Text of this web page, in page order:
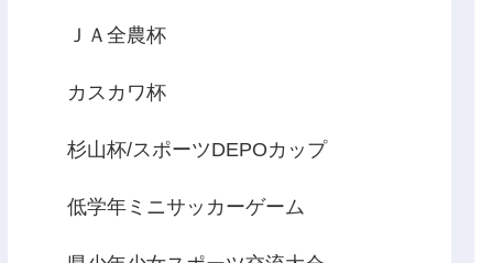
ＪＡ全農杯
カスカワ杯
杉山杯/スポーツDEPOカップ
低学年ミニサッカーゲーム